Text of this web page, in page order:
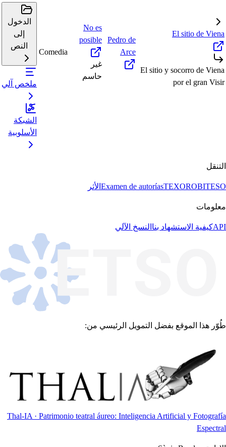
El sitio de Viena
El sitio y socorro de Viena
por el gran Visir
Pedro de
Arce
No es
posible
غير
حاسم
Comedia
الدخول
إلى
النص
ملخص آلي
الشبكة
الأسلوبية
التنقل
Examen de autoríasTEXOROBITESO الأثر
معلومات
APIكيفية الاستشهاد بنا النسخ الآلي
طُوّر هذا الموقع بفضل التمويل الرئيسي من:
Thal-IA · Patrimonio teatral áureo: Inteligencia Artificial y Fotografía
Espectral